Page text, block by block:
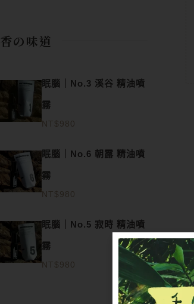
香の味道
眠腦｜No.3 溪谷 精油噴
霧
NT$980
眠腦｜No.6 朝露 精油噴
霧
NT$980
眠腦｜No.5 寂時 精油噴
霧
NT$980